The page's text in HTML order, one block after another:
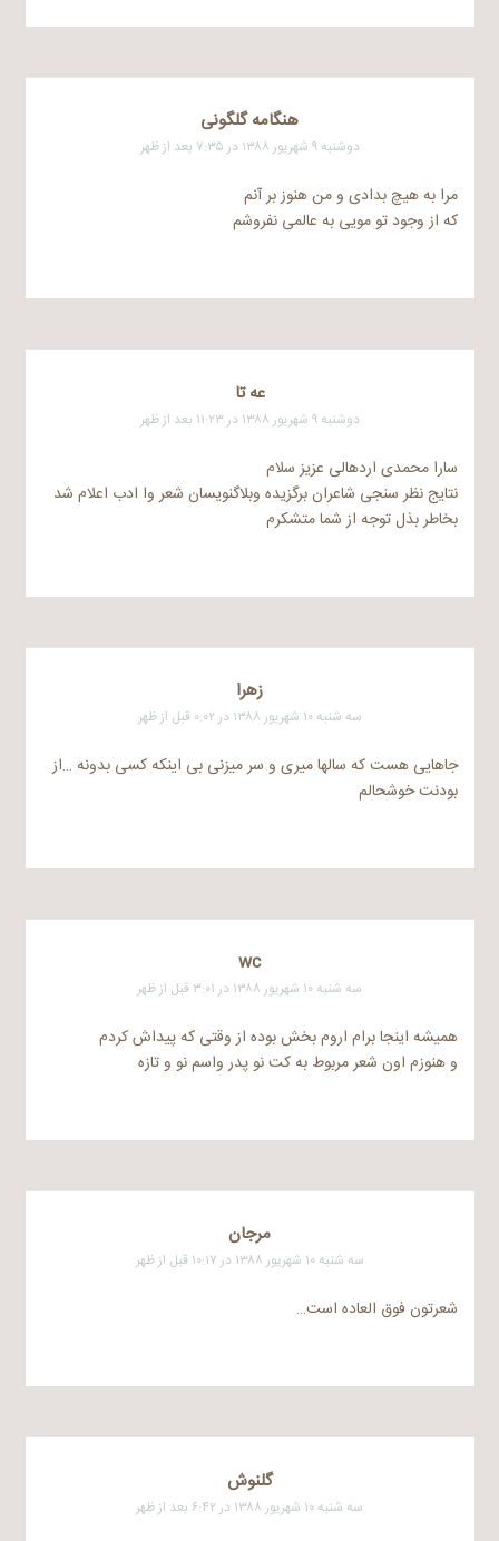
هنگامه گلگونی
دوشنبه ۹ شهریور ۱۳۸۸ در ۷:۳۵ بعد از ظهر
مرا به هیچ بدادی و من هنوز بر آنم
که از وجود تو مویی به عالمی نفروشم
عه تا
دوشنبه ۹ شهریور ۱۳۸۸ در ۱۱:۲۳ بعد از ظهر
سارا محمدی اردهالی عزیز سلام
نتایج نظر سنجی شاعران برگزیده وبلاگنویسان شعر وا ادب اعلام شد
بخاطر بذل توجه از شما متشکرم
زهرا
سه شنبه ۱۰ شهریور ۱۳۸۸ در ۰:۰۲ قبل از ظهر
جاهایی هست که سالها میری و سر میزنی بی اینکه کسی بدونه …از
بودنت خوشحالم
wc
سه شنبه ۱۰ شهریور ۱۳۸۸ در ۳:۰۱ قبل از ظهر
همیشه اینجا برام اروم بخش بوده از وقتی که پیداش کردم
و هنوزم اون شعر مربوط به کت نو پدر واسم نو و تازه
مرجان
سه شنبه ۱۰ شهریور ۱۳۸۸ در ۱۰:۱۷ قبل از ظهر
شعرتون فوق العاده است…
گلنوش
سه شنبه ۱۰ شهریور ۱۳۸۸ در ۶:۴۲ بعد از ظهر